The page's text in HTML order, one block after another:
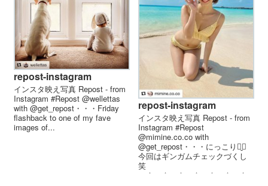
repost-instagram
インスタ映え写真 Repost - from
Instagram #Repost @wellettas
with @get_repost・・・Friday
flashback to one of my fave
images of...
repost-instagram
インスタ映え写真 Repost - from
Instagram #Repost
@mimine.co.co with
@get_repost・・・にっこり⠉̮⃝︎︎
今回はギンガムチェックづくし
笑
▼△▼△▼△▼△▼△▼△▼△